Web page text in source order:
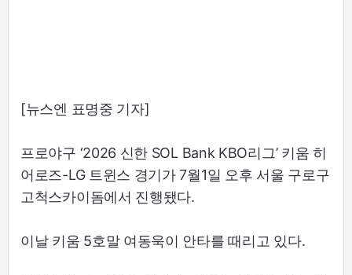
[뉴스엔 표명중 기자]
프로야구 ‘2026 신한 SOL Bank KBO리그’ 키움 히
어로즈-LG 트윈스 경기가 7월1일 오후 서울 구로구
고척스카이돔에서 진행됐다.
이날 키움 5호말 여동욱이 안타를 때리고 있다.